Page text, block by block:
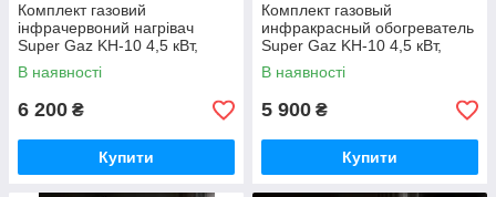
Комплект газовий
інфрачервоний нагрівач
Super Gaz KH-10 4,5 кВт,
балон 8 л + редуктор + шланг
+ конфорка на балон
Туреччина
В наявності
6 200 ₴
Купити
Комплект газовый
инфракрасный обогреватель
Super Gaz KH-10 4,5 кВт,
баллон 5 л + редуктор +
шланг + конфорка на баллон
Туреччина
В наявності
5 900 ₴
Купити